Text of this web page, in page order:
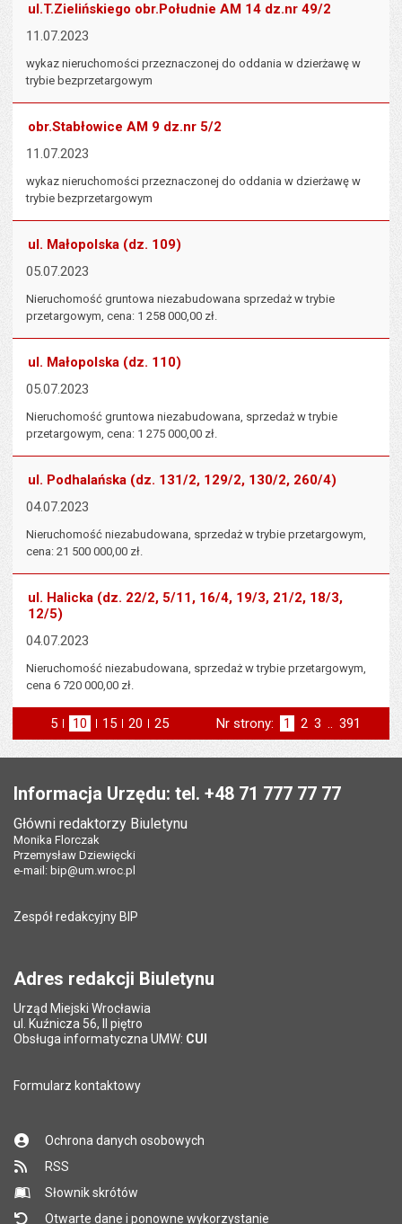
ul.T.Zielińskiego obr.Południe AM 14 dz.nr 49/2
11.07.2023
wykaz nieruchomości przeznaczonej do oddania w dzierżawę w
trybie bezprzetargowym
obr.Stabłowice AM 9 dz.nr 5/2
11.07.2023
wykaz nieruchomości przeznaczonej do oddania w dzierżawę w
trybie bezprzetargowym
ul. Małopolska (dz. 109)
05.07.2023
Nieruchomość gruntowa niezabudowana sprzedaż w trybie
przetargowym, cena: 1 258 000,00 zł.
ul. Małopolska (dz. 110)
05.07.2023
Nieruchomość gruntowa niezabudowana, sprzedaż w trybie
przetargowym, cena: 1 275 000,00 zł.
ul. Podhalańska (dz. 131/2, 129/2, 130/2, 260/4)
04.07.2023
Nieruchomość niezabudowana, sprzedaż w trybie przetargowym,
cena: 21 500 000,00 zł.
ul. Halicka (dz. 22/2, 5/11, 16/4, 19/3, 21/2, 18/3,
12/5)
04.07.2023
Nieruchomość niezabudowana, sprzedaż w trybie przetargowym,
cena 6 720 000,00 zł.
5 elementów na stronie
10 elementów
na stronie
15 elementów
na stronie
20 elementów
na stronie
25 elementów
na stronie
Nr strony: Strona
1 Strona
2 Strona
3 .. Strona
391
Informacja Urzędu: tel. +48 71 777 77 77
Główni redaktorzy Biuletynu
Monika Florczak
Przemysław Dziewięcki
e-mail: bip@um.wroc.pl
Zespół redakcyjny BIP
Adres redakcji Biuletynu
Urząd Miejski Wrocławia
ul. Kuźnicza 56, II piętro
Obsługa informatyczna UMW: CUI
Formularz kontaktowy
Ochrona danych osobowych
RSS
Słownik skrótów
Otwarte dane i ponowne wykorzystanie